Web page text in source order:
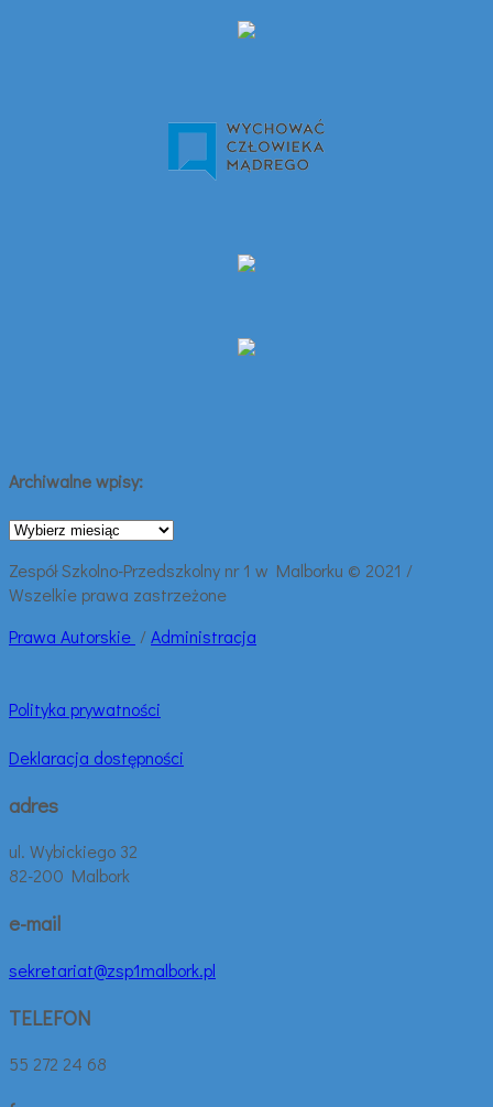
Archiwalne wpisy:
Archiwalne
Zespół Szkolno-Przedszkolny nr 1 w Malborku © 2021 /
Wszelkie prawa zastrzeżone
Prawa Autorskie /Administracja
Polityka prywatności
Deklaracja dostępności
adres
ul. Wybickiego 32
82-200 Malbork
e-mail
sekretariat@zsp1malbork.pl
TELEFON
55 272 24 68